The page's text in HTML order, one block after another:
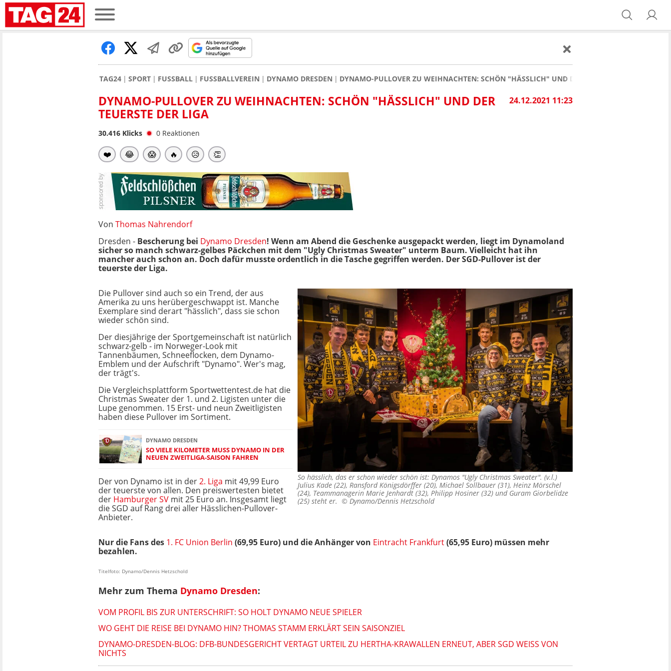
TAG24 SPORT FUSSBALL FUSSBALLVEREIN DYNAMO DRESDEN DYNAMO-PULLOVER ZU WEIHNACHTEN: SCHÖN "HÄSSLICH" UND DER TEUERSTE DER LIGA
24.12.2021 11:23
DYNAMO-PULLOVER ZU WEIHNACHTEN: SCHÖN "HÄSSLICH" UND DER
TEUERSTE DER LIGA
30.416 Klicks 0 Reaktionen
❤️ 😂 😱 🔥 😥 👏
Von Thomas Nahrendorf
Dresden - Bescherung bei Dynamo Dresden! Wenn am Abend die Geschenke ausgepackt werden, liegt im Dynamoland
sicher so manch schwarz-gelbes Päckchen mit dem "Ugly Christmas Sweater" unterm Baum. Vielleicht hat ihn
mancher auch schon an. Doch dafür musste ordentlich in die Tasche gegriffen werden. Der SGD-Pullover ist der
teuerste der Liga.
So hässlich, das er schon wieder schön ist: Dynamos "Ugly Christmas Sweater". (v.l.)
Julius Kade (22), Ransford Königsdörffer (20), Michael Sollbauer (31), Heinz Mörschel
(24), Teammanagerin Marie Jenhardt (32), Philipp Hosiner (32) und Guram Giorbelidze
(25) steht er. © Dynamo/Dennis Hetzschold
Die Pullover sind auch so ein Trend, der aus
Amerika zu uns herübergeschwappt ist. Manche
Exemplare sind derart "hässlich", dass sie schon
wieder schön sind.
Der diesjährige der Sportgemeinschaft ist natürlich
schwarz-gelb - im Norweger-Look mit
Tannenbäumen, Schneeflocken, dem Dynamo-
Emblem und der Aufschrift "Dynamo". Wer's mag,
der trägt's.
Die Vergleichsplattform Sportwettentest.de hat die
Christmas Sweater der 1. und 2. Ligisten unter die
Lupe genommen. 15 Erst- und neun Zweitligisten
haben diese Pullover im Sortiment.
DYNAMO DRESDEN
SO VIELE KILOMETER MUSS DYNAMO IN DER
NEUEN ZWEITLIGA-SAISON FAHREN
Der von Dynamo ist in der2. Liga mit 49,99 Euro
der teuerste von allen. Den preiswertesten bietet
der Hamburger SV mit 25 Euro an. Insgesamt liegt
die SGD auf Rang drei aller Hässlichen-Pullover-
Anbieter.
Nur die Fans des 1. FC Union Berlin (69,95 Euro) und die Anhänger von Eintracht Frankfurt(65,95 Euro) müssen mehr
bezahlen.
Titelfoto: Dynamo/Dennis Hetzschold
Mehr zum Thema Dynamo Dresden:
VOM PROFIL BIS ZUR UNTERSCHRIFT: SO HOLT DYNAMO NEUE SPIELER
WO GEHT DIE REISE BEI DYNAMO HIN? THOMAS STAMM ERKLÄRT SEIN SAISONZIEL
DYNAMO-DRESDEN-BLOG: DFB-BUNDESGERICHT VERTAGT URTEIL ZU HERTHA-KRAWALLEN ERNEUT, ABER SGD WEISS VON N
ICHTS